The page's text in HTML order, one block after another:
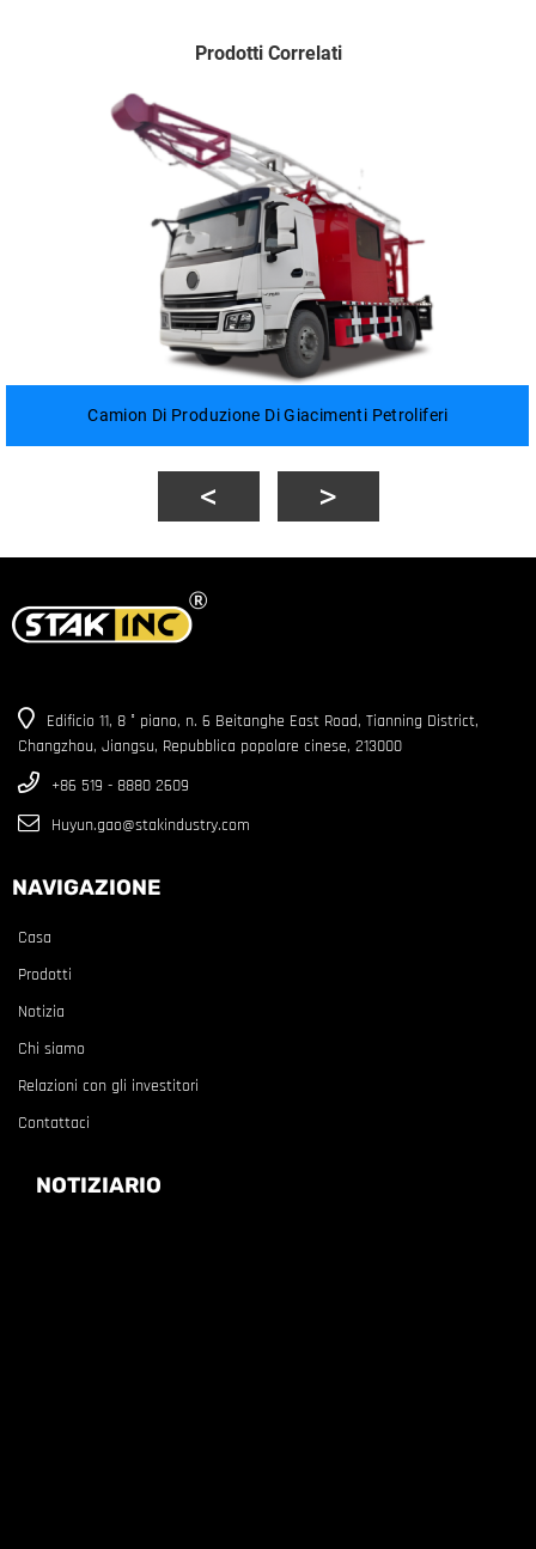
Prodotti Correlati
Camion Di Produzione Di Giacimenti Petroliferi
Edificio 11, 8 ° piano, n. 6 Beitanghe East Road, Tianning District,
Changzhou, Jiangsu, Repubblica popolare cinese, 213000
+86 519 - 8880 2609
Huyun.gao@stakindustry.com
NAVIGAZIONE
Casa
Prodotti
Notizia
Chi siamo
Relazioni con gli investitori
Contattaci
NOTIZIARIO